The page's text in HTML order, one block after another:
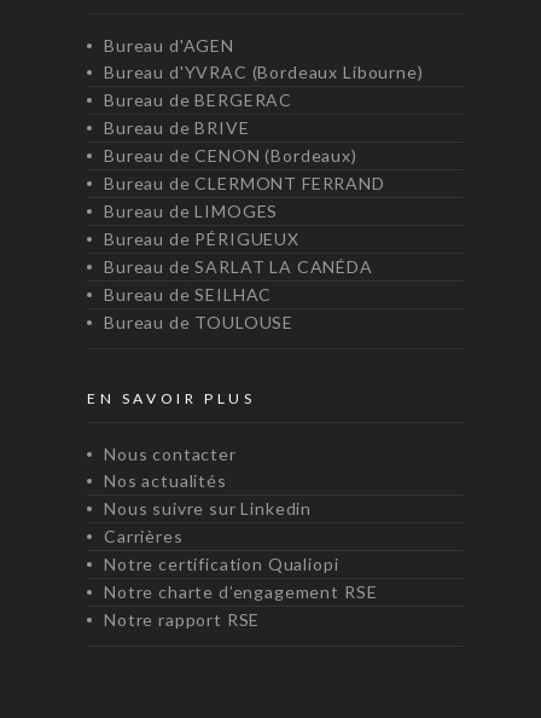
Bureau d'AGEN
Bureau d'YVRAC (Bordeaux Libourne)
Bureau de BERGERAC
Bureau de BRIVE
Bureau de CENON (Bordeaux)
Bureau de CLERMONT FERRAND
Bureau de LIMOGES
Bureau de PÉRIGUEUX
Bureau de SARLAT LA CANÉDA
Bureau de SEILHAC
Bureau de TOULOUSE
EN SAVOIR PLUS
Nous contacter
Nos actualités
Nous suivre sur Linkedin
Carrières
Notre certification Qualiopi
Notre charte d’engagement RSE
Notre rapport RSE